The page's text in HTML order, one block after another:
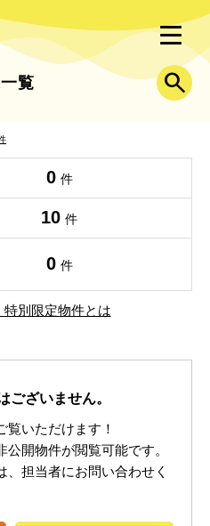
覧
0 件
10 件
0 件
別限定物件とは
ございません。
覧いただけます！
開物件が閲覧可能です。
担当者にお問い合わせく